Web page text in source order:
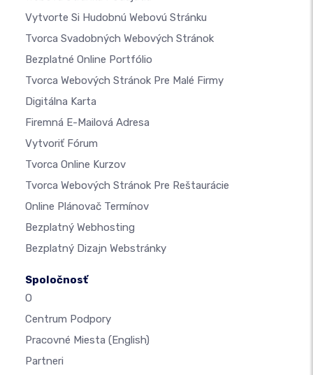
Vytvorte Si Hudobnú Webovú Stránku
Tvorca Svadobných Webových Stránok
Bezplatné Online Portfólio
Tvorca Webových Stránok Pre Malé Firmy
Digitálna Karta
Firemná E-Mailová Adresa
Vytvoriť Fórum
Tvorca Online Kurzov
Tvorca Webových Stránok Pre Reštaurácie
Online Plánovač Termínov
Bezplatný Webhosting
Bezplatný Dizajn Webstránky
Spoločnosť
O
Centrum Podpory
Pracovné Miesta (English)
Partneri